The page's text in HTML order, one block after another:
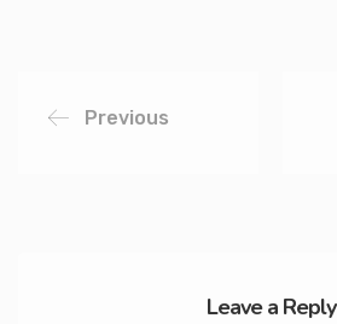
Previous
Leave a Reply